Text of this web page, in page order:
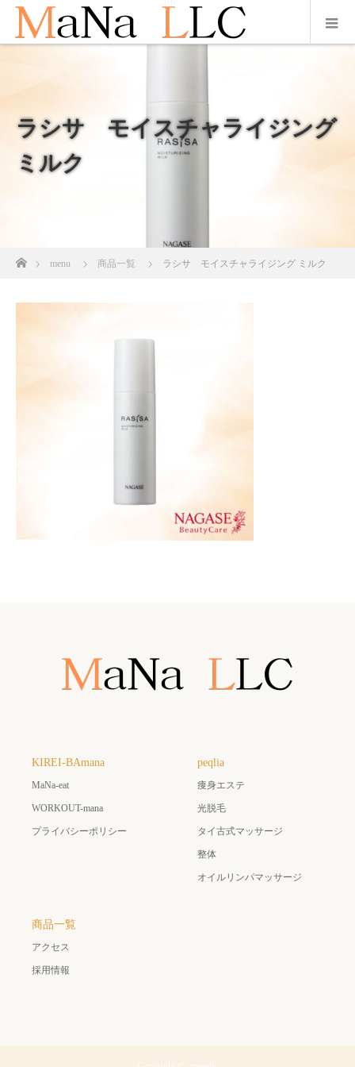
ラシサ モイスチャライジング
ミルク
menu 商品一覧 ラシサ モイスチャライジング ミルク
KIREI-BAmana
MaNa-eat
WORKOUT-mana
プライバシーポリシー
peqlia
痩身エステ
光脱毛
タイ古式マッサージ
整体
オイルリンパマッサージ
商品一覧
アクセス
採用情報